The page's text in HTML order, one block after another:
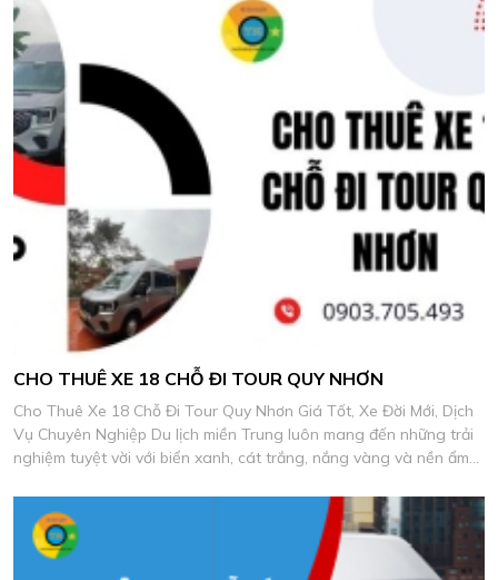
CHO THUÊ XE 18 CHỖ ĐI TOUR QUY NHƠN
Cho Thuê Xe 18 Chỗ Đi Tour Quy Nhơn Giá Tốt, Xe Đời Mới, Dịch
Vụ Chuyên Nghiệp Du lịch miền Trung luôn mang đến những trải
nghiệm tuyệt vời với biển xanh, cát trắng, nắng vàng và nền ẩm